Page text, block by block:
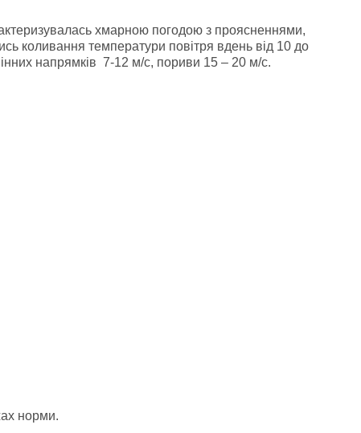
хмарною погодою з проясненнями,
коливання температури повітря вдень від 10 до
напрямків 7-12 м/с, пориви 15 – 20 м/с.
норми.